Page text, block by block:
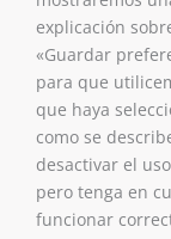
explicación
«Guardar
para que
que haya
como se
desactivar el
pero tenga en
funcionar